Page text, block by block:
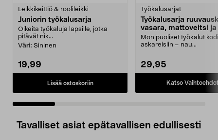
Leikkikeittiö & roolileikki
Juniorin työkalusarja
Oikeita työkaluja lapsille, jotka
pitävät nik...
Väri: Sininen
19,99
Lisää ostoskoriin
Työkalusarjat
Työkalusarja
vasara, mattoveitsi
39 osaa
Monipuoliset työkalut
askareisiin – nau...
29,95
Katso
Tavalliset asiat epätavallisen edullisesti